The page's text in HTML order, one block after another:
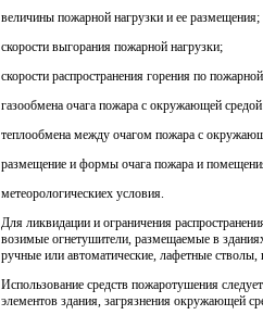
величины пожарной нагрузки и ее размещения;
скорости выгорания пожарной нагрузки;
скорости распространения горения по
газообмена очага пожара с окружающей
теплообмена между очагом пожара с
размещение и формы очага пожара и
метеорологическиех условия.
Для ликвидации и ограничения
возимые огнетушители, размещаемые в
ручные или автоматические, лафетные
Использование средств пожаротушения
элементов здания, загрязнения окружающей